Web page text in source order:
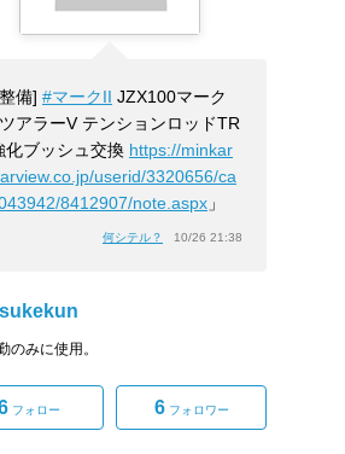
整備] #マークII JZX100マーク
アラーV テンションロッドTR
化ブッシュ交換 https://minkar
userid/3320656/ca
8412907/note.aspx 」
何シテル？ 10/26 21:38
のみに使用。
フォロー 6フォロワー